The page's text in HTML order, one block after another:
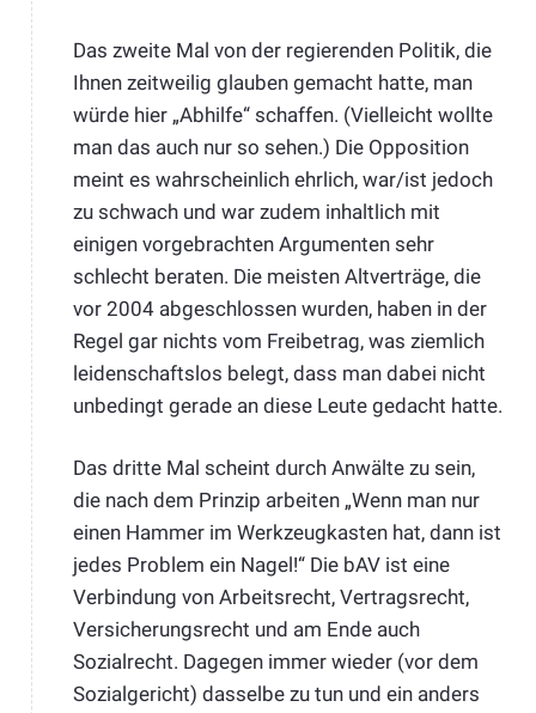
Das zweite Mal von der regierenden Politik, die
Ihnen zeitweilig glauben gemacht hatte, man
würde hier „Abhilfe“ schaffen. (Vielleicht wollte
man das auch nur so sehen.) Die Opposition
meint es wahrscheinlich ehrlich, war/ist jedoch
zu schwach und war zudem inhaltlich mit
einigen vorgebrachten Argumenten sehr
schlecht beraten. Die meisten Altverträge, die
vor 2004 abgeschlossen wurden, haben in der
Regel gar nichts vom Freibetrag, was ziemlich
leidenschaftslos belegt, dass man dabei nicht
unbedingt gerade an diese Leute gedacht hatte.
Das dritte Mal scheint durch Anwälte zu sein,
die nach dem Prinzip arbeiten „Wenn man nur
einen Hammer im Werkzeugkasten hat, dann ist
jedes Problem ein Nagel!“ Die bAV ist eine
Verbindung von Arbeitsrecht, Vertragsrecht,
Versicherungsrecht und am Ende auch
Sozialrecht. Dagegen immer wieder (vor dem
Sozialgericht) dasselbe zu tun und ein anders